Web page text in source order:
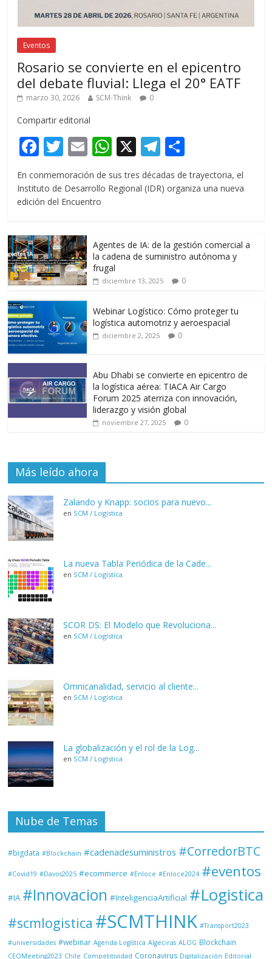
Eventos
Rosario se convierte en el epicentro
del debate fluvial: Llega el 20° EATF
marzo 30, 2026 SCM-Think 0
Compartir editorial
F
e
b
o
k
T
itt
er
E
m
ai
l
W
at
p
p
X T
el
e
m
o
m
ti
r
En conmemoración de sus tres décadas de trayectoria, el
Instituto de Desarrollo Regional (IDR) organiza una nueva
edición del Encuentro
Agentes de IA: de la gestión comercial a
la cadena de suministro autónoma y
frugal
diciembre 13, 2025 0
Webinar Logístico: Cómo proteger tu
logística automotriz y aeroespacial
diciembre 2, 2025 0
Abu Dhabi se convierte en epicentro de
la logística aérea: TIACA Air Cargo
Forum 2025 aterriza con innovación,
liderazgo y visión global
noviembre 27, 2025 0
Más leído ahora
Zalando y Knapp: socios para nuevo...
en SCM / Logística
La nueva Tabla Periódica de la Cade...
en SCM / Logística
SCOR DS: El Modelo que Revoluciona...
en SCM / Logística
Omnicanalidad, servicio al cliente...
en SCM / Logística
La globalización y el rol de la Log...
en SCM / Logística
Nube de Temas
#bigdata #Blockchain #cadenadesuministros #CorredorBTC
#Covid19 #Davos2025 #ecommerce #Enloce #Enloce2024 #eventos
#IA #Innovacion #InteligenciaArtificial #Logistica
#scmlogistica #SCMTHINK #Transport2023
#universidades #webinar Agenda Logística Algeciras ALOG Blockchain
CEOMeeting2023 Chile Competitividad Coronavirus Digitalización Editorial